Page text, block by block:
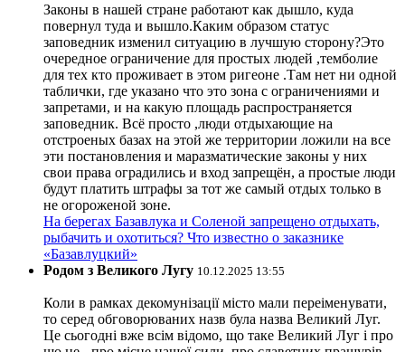
Законы в нашей стране работают как дышло, куда
повернул туда и вышло.Каким образом статус
заповедник изменил ситуацию в лучшую сторону?Это
очередное ограничение для простых людей ,темболие
для тех кто проживает в этом ригеоне .Там нет ни одной
таблички, где указано что это зона с ограничениями и
запретами, и на какую площадь распространяется
заповедник. Всё просто ,люди отдыхающие на
отстроеных базах на этой же территории ложили на все
эти постановления и маразматические законы у них
свои права оградились и вход запрещён, а простые люди
будут платить штрафы за тот же самый отдых только в
не огороженой зоне.
На берегах Базавлука и Соленой запрещено отдыхать,
рыбачить и охотиться? Что известно о заказнике
«Базавлуцкий»
Родом з Великого Лугу 10.12.2025 13:55
Коли в рамках декомунізації місто мали переіменувати,
то серед обговорюваних назв була назва Великий Луг.
Це сьогодні вже всім відомо, що таке Великий Луг і про